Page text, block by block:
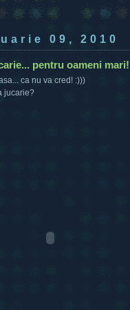
09, 2010
pentru oameni
ca nu va cred! :)))
jucarie?